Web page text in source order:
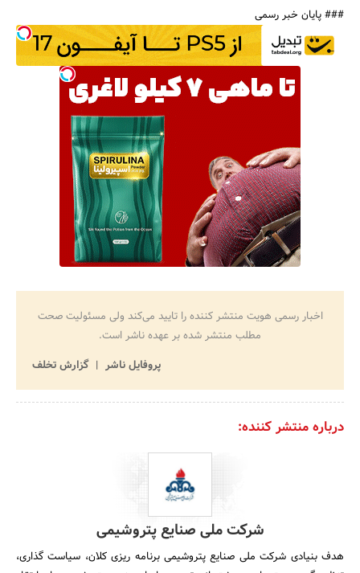
### پایان خبر رسمی
اخبار رسمی هویت منتشر کننده را تایید می‌کند ولی مسئولیت صحت
مطلب منتشر شده بر عهده ناشر است.
پروفایل ناشر
گزارش تخلف
درباره منتشر کننده:
شرکت ملی صنایع پتروشیمی
هدف بنیادی شرکت ملی صنایع پتروشیمی برنامه ریزی کلان، سیاست گذاری،